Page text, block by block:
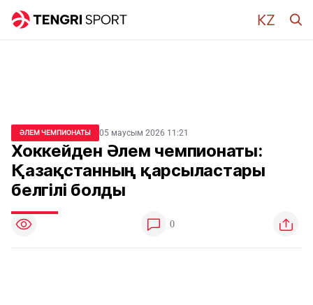
ӘЛЕМ ЧЕМПИОНАТЫ 05 маусым 2026 11:21
Хоккейден Әлем чемпионаты:
Қазақстанның қарсыластары
белгілі болды
0